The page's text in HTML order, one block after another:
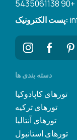
+90 5435061138
پست الکترونیک:
دسته بندی ها
تورهای کاپادوکیا
تورهای ترکیه
تورهای آنتالیا
تورهای استانبول